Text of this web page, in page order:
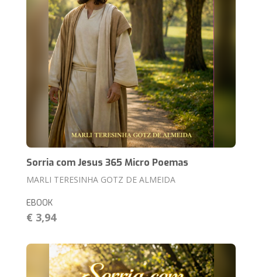
Sorria com Jesus 365 Micro Poemas
MARLI TERESINHA GOTZ DE ALMEIDA
EBOOK
€ 3,94